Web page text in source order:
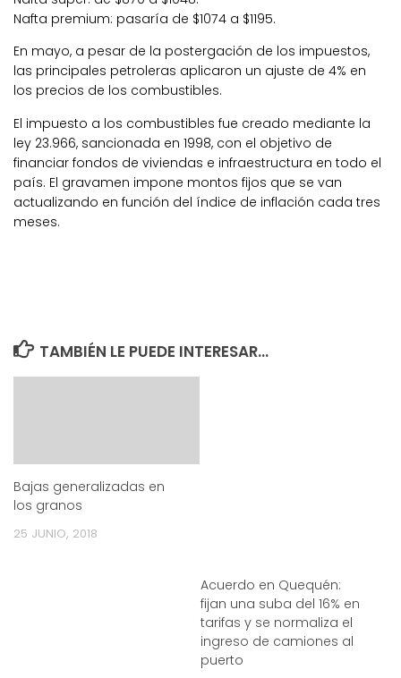
Nafta premium: pasaría de $1074 a $1195.
En mayo, a pesar de la postergación de los impuestos,
las principales petroleras aplicaron un ajuste de 4% en
los precios de los combustibles.
El impuesto a los combustibles fue creado mediante la
ley 23.966, sancionada en 1998, con el objetivo de
financiar fondos de viviendas e infraestructura en todo el
país. El gravamen impone montos fijos que se van
actualizando en función del índice de inflación cada tres
meses.
TAMBIÉN LE PUEDE INTERESAR...
Bajas generalizadas en
los granos
25 JUNIO, 2018
Acuerdo en Quequén:
fijan una suba del 16% en
tarifas y se normaliza el
ingreso de camiones al
puerto